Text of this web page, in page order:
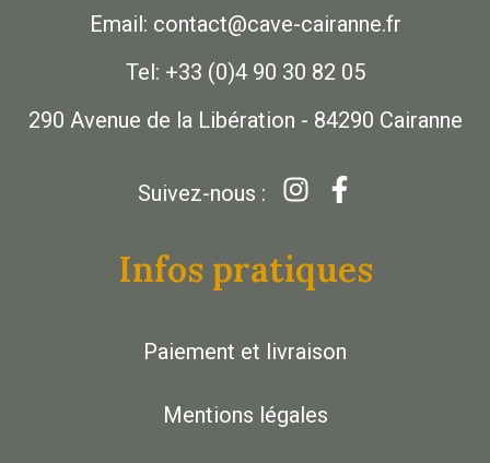
Email: contact@cave-cairanne.fr
Tel: +33 (0)4 90 30 82 05
290 Avenue de la Libération - 84290 Cairanne
Suivez-nous :
Infos pratiques
Paiement et livraison
Mentions légales